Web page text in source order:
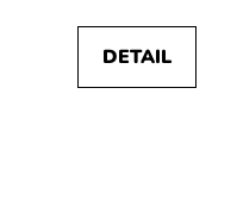
DETAIL